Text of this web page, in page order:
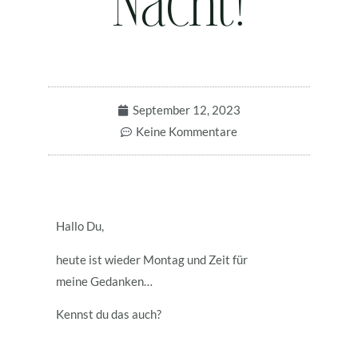
September 12, 2023
Keine Kommentare
Hallo Du,
heute ist wieder Montag und Zeit für
meine Gedanken…
Kennst du das auch?